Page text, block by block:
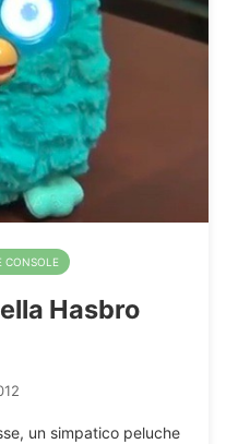
CONSOLE
Hasbro
un simpatico peluche